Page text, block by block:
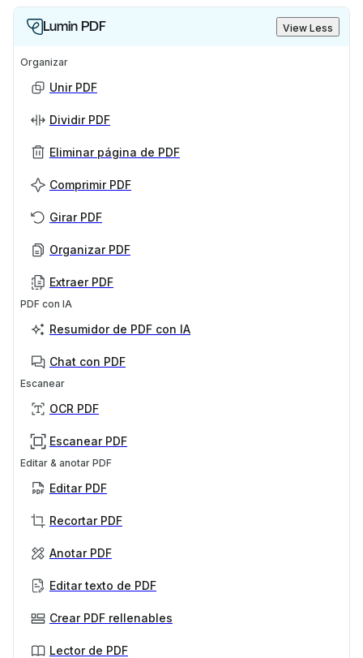
Lumin PDF View Less
Organizar
Unir PDF
Dividir PDF
Eliminar página de PDF
Comprimir PDF
Girar PDF
Organizar PDF
Extraer PDF
PDF con IA
Resumidor de PDF con IA
Chat con PDF
Escanear
OCR PDF
Escanear PDF
Editar & anotar PDF
Editar PDF
Recortar PDF
Anotar PDF
Editar texto de PDF
Crear PDF rellenables
Lector de PDF